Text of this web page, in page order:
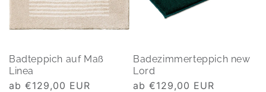
Badteppich auf Maß
Linea
Normaler
ab €129,00 EUR
Badezimmerteppich new
Lord
Normaler
ab €129,00 EUR